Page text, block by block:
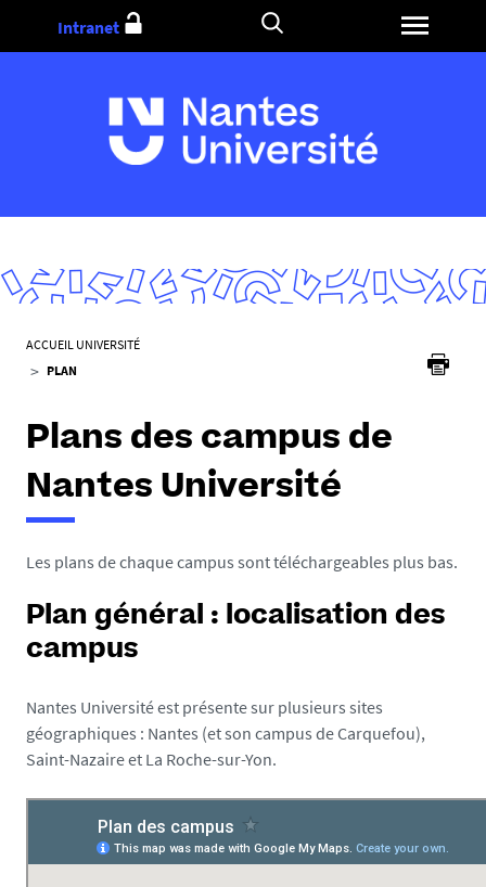
Aller
Intranet
V
o
s
ê
t
e
s
i
:
ACCUEIL UNIVERSITÉ
PLAN
Plans des campus de
Nantes Université
Les plans de chaque campus sont téléchargeables plus bas.
Plan général : localisation des
campus
Nantes Université est présente sur plusieurs sites
géographiques : Nantes (et son campus de Carquefou),
Saint-Nazaire et La Roche-sur-Yon.